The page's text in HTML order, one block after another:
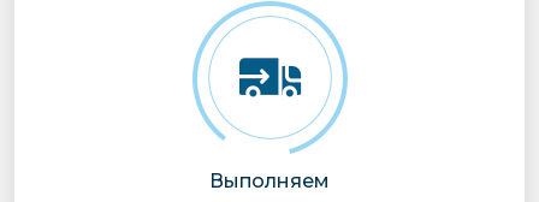
Выполняем